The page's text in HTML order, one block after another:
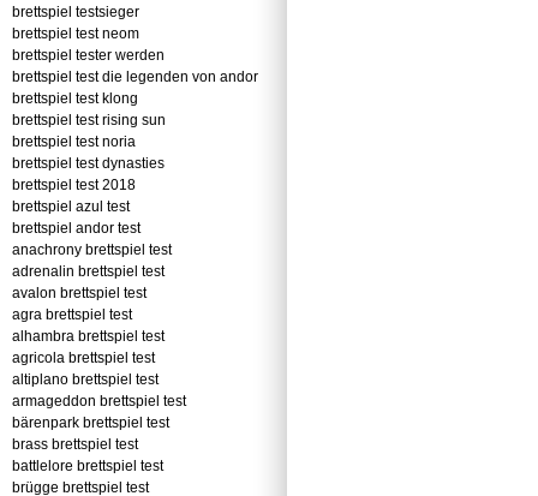
brettspiel testsieger
brettspiel test neom
brettspiel tester werden
brettspiel test die legenden von andor
brettspiel test klong
brettspiel test rising sun
brettspiel test noria
brettspiel test dynasties
brettspiel test 2018
brettspiel azul test
brettspiel andor test
anachrony brettspiel test
adrenalin brettspiel test
avalon brettspiel test
agra brettspiel test
alhambra brettspiel test
agricola brettspiel test
altiplano brettspiel test
armageddon brettspiel test
bärenpark brettspiel test
brass brettspiel test
battlelore brettspiel test
brügge brettspiel test